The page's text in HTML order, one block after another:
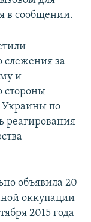
в сообщении.
слежения за
и
стороны
Украины по
реагирования
объявила 20
оккупации
2015 года